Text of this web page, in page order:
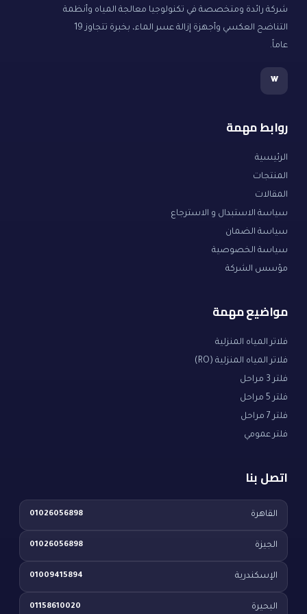
شركة رائدة ومتخصصة في تكنولوجيا معالجة المياه وأنظمة
التناضح العكسي وأجهزة إزالة عسر الماء، بخبرة تتجاوز 19
عاماً.
w
روابط مهمة
الرئيسية
المنتجات
المقالات
سياسة الاستبدال و الاسترجاع
سياسة الضمان
سياسة الخصوصية
مؤسس الشركة
مواضيع مهمة
فلاتر المياه المنزلية
فلاتر المياه المنزلية (RO)
فلتر 3 مراحل
فلتر 5 مراحل
فلتر 7 مراحل
فلتر عمومي
اتصل بنا
القاهرة 01026056898
الجيزة 01026056898
الإسكندرية 01009415894
البحيرة 01158610020